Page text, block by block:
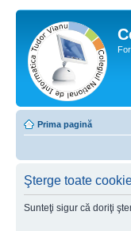
Prima pagină
Şterge toate
Sunteţi sigur că doriţi